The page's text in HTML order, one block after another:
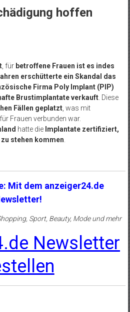
hoffen
, für betroffene Frauen ist es indes
erschütterte ein Skandal das
Firma Poly Implant (PIP)
Brustimplantate verkauft. Diese
Fällen geplatzt, was mit
Frauen verbunden war.
hatte die Implantate zertifiziert,
stehen kommen
Mit dem anzeiger24.de
Sport, Beauty, Mode und mehr
Newsletter